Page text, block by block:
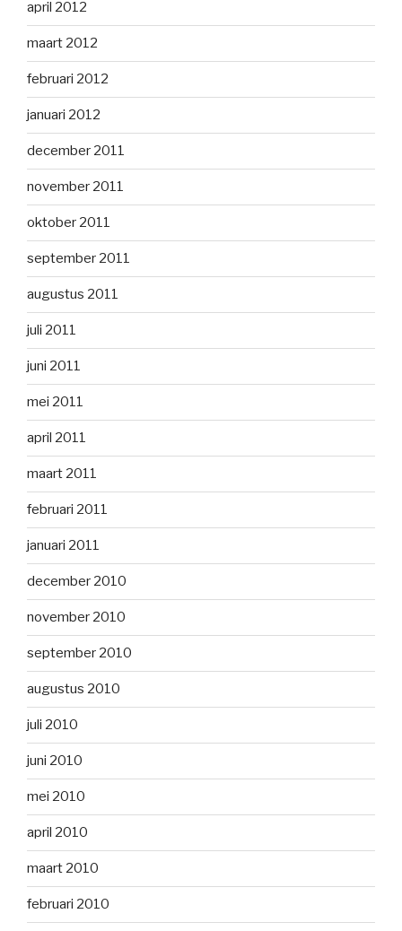
april 2012
maart 2012
februari 2012
januari 2012
december 2011
november 2011
oktober 2011
september 2011
augustus 2011
juli 2011
juni 2011
mei 2011
april 2011
maart 2011
februari 2011
januari 2011
december 2010
november 2010
september 2010
augustus 2010
juli 2010
juni 2010
mei 2010
april 2010
maart 2010
februari 2010